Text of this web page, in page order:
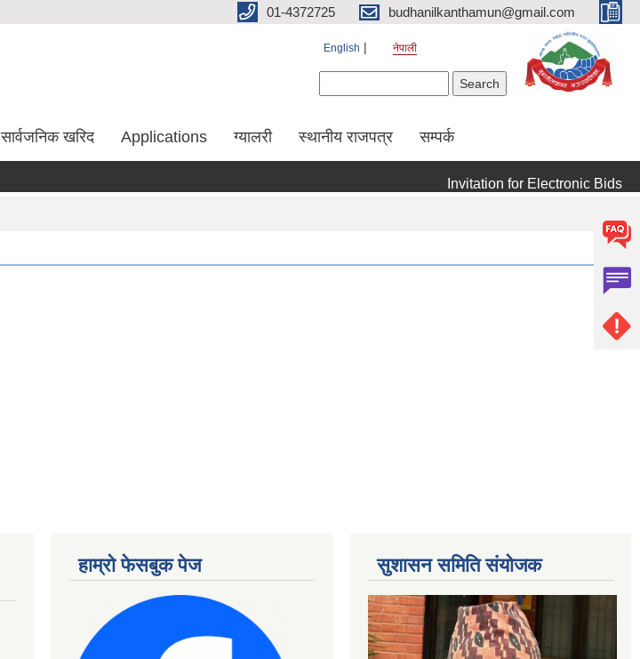
01-4372725 budhanilkanthamun@gmail.com
English नेपाली
सार्वजनिक खरिद Applications ग्यालरी स्थानीय राजपत्र सम्पर्क
Invitation for Electronic Bids
हाम्रो फेसबुक पेज सुशासन समिति संयोजक